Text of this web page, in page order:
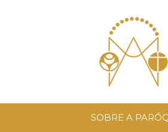
Paróquia
Nossa
Senhora
da
Glória
SOBRE A